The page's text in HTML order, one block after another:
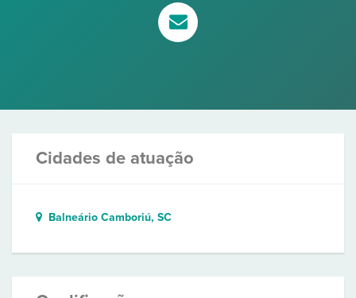
Cidades de atuação
Balneário Camboriú, SC